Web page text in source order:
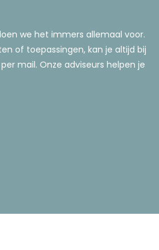
we het immers allemaal voor.
of toepassingen, kan je altijd bij
mail. Onze adviseurs helpen je